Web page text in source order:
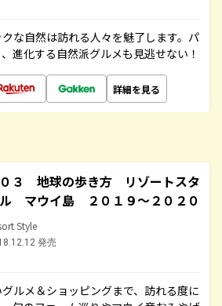
な自然は訪れる人々を魅了します。パ
進化する自然派グルメも見逃せない！
詳細を見る
３ 地球の歩き方 リゾートスタ
マウイ島 ２０１９～２０２０
Style
発売
ルメ＆ショッピングまで、訪れる度に